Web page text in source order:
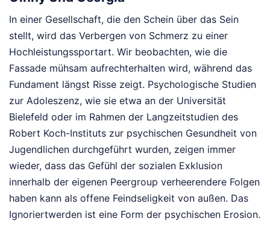
In einer Gesellschaft, die den Schein über das Sein
stellt, wird das Verbergen von Schmerz zu einer
Hochleistungssportart. Wir beobachten, wie die
Fassade mühsam aufrechterhalten wird, während das
Fundament längst Risse zeigt. Psychologische Studien
zur Adoleszenz, wie sie etwa an der Universität
Bielefeld oder im Rahmen der Langzeitstudien des
Robert Koch-Instituts zur psychischen Gesundheit von
Jugendlichen durchgeführt wurden, zeigen immer
wieder, dass das Gefühl der sozialen Exklusion
innerhalb der eigenen Peergroup verheerendere Folgen
haben kann als offene Feindseligkeit von außen. Das
Ignoriertwerden ist eine Form der psychischen Erosion.